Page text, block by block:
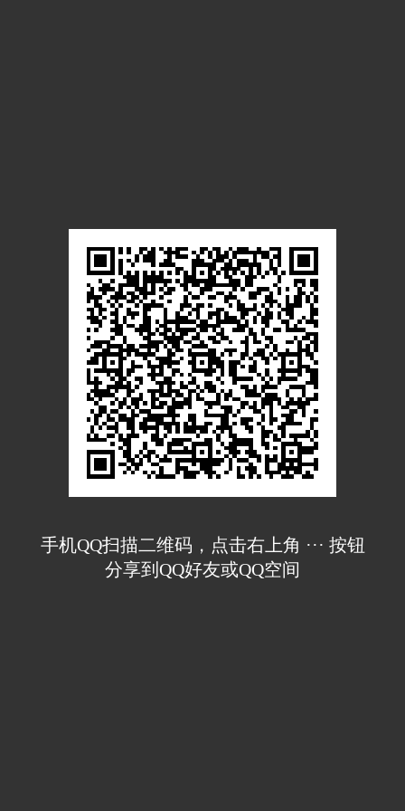
手机QQ扫描二维码，点击右上角 ··· 按钮
分享到QQ好友或QQ空间